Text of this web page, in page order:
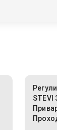
STEVI